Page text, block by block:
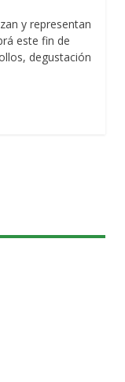
y representan
este fin de
degustación